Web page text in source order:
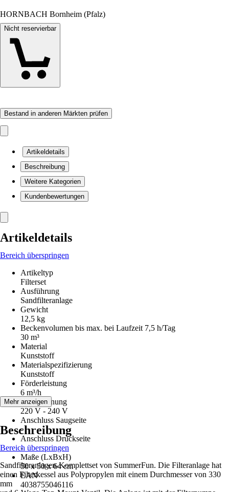
HORNBACH Bornheim (Pfalz)
Nicht reservierbar
Bestand in anderen Märkten prüfen
Artikeldetails
Beschreibung
Weitere Kategorien
Kundenbewertungen
Artikeldetails
Bereich überspringen
Artikeltyp
Filterset
Ausführung
Sandfilteranlage
Gewicht
12,5 kg
Beckenvolumen bis max. bei Laufzeit 7,5 h/Tag
30 m³
Material
Kunststoff
Materialspezifizierung
Kunststoff
Förderleistung
6 m³/h
Netzspannung
220 V - 240 V
Anschluss Saugseite
-
Anschluss Druckseite
-
Maße (LxBxH)
50 x 50 x 64 cm
EAN
4038755046116
Mehr anzeigen
Beschreibung
Bereich überspringen
Sandfilteranlagen-Komplettset von SummerFun. Die Filteranlage hat
einen Filterkessel aus Polypropylen mit einem Durchmesser von 330
mm